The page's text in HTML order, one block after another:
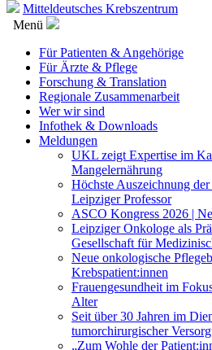
Mitteldeutsches Krebszentrum
Menü
Für Patienten & Angehörige
Für Ärzte & Pflege
Forschung & Translation
Regionale Zusammenarbeit
Wer wir sind
Infothek & Downloads
Meldungen
UKL zeigt Expertise im
Mangelernährung
Höchste Auszeichnung
Leipziger Professor
ASCO Kongress 2026 |
Leipziger Onkologe als
Gesellschaft für
Neue onkologische
Krebspatient:innen
Frauengesundheit im
Alter
Seit über 30 Jahren im
tumorchirurgischer
„Zum Wohle der